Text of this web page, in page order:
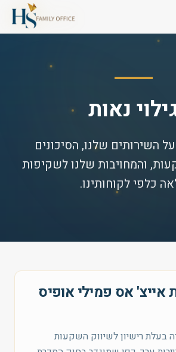
נאות
השירותים שלנו, הסיכונים
והמחויבות שלנו לשקיפות
כלפי לקוחותינו.
אייצ' אס פמילי אופיס
בעלת רישיון לשיווק השקעות